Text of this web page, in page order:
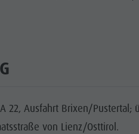
Ausfahrt Brixen/Pustertal;
von Lienz/Osttirol.